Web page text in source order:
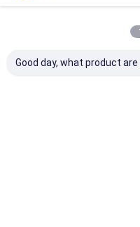
Good day, what product